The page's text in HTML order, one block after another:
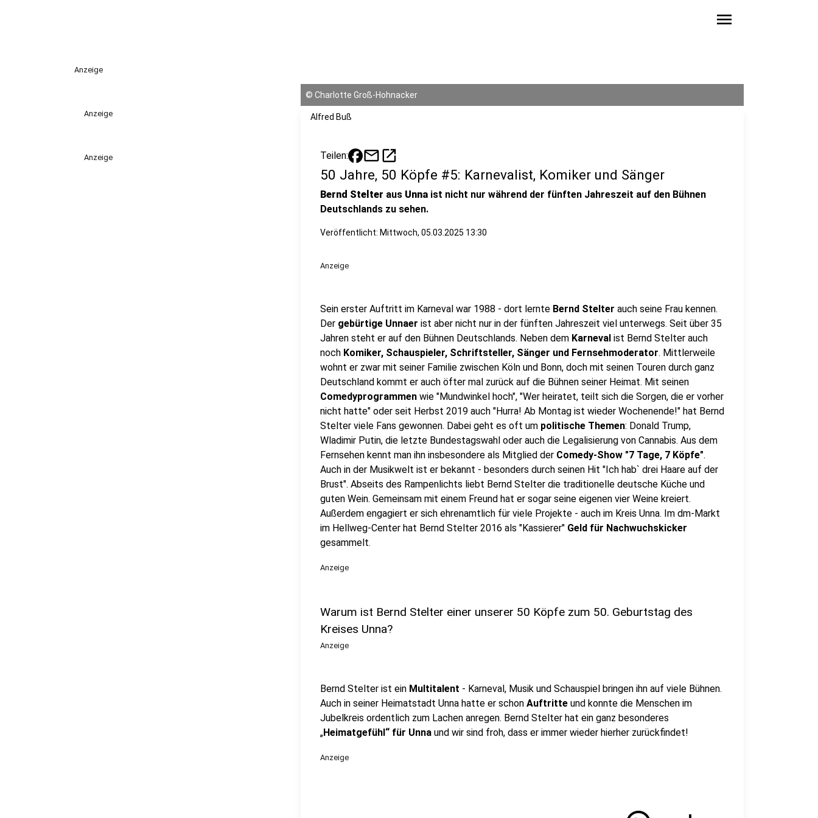
menu
Anzeige
Anzeige
Anzeige
© Charlotte Groß-Hohnacker
Alfred Buß
Teilen: mailopen_in_new
50 Jahre, 50 Köpfe #5: Karnevalist, Komiker und Sänger
Bernd Stelter aus Unna ist nicht nur während der fünften Jahreszeit auf den Bühnen
Deutschlands zu sehen.
Veröffentlicht: Mittwoch, 05.03.2025 13:30
Anzeige
Sein erster Auftritt im Karneval war 1988 - dort lernte Bernd Stelter auch seine Frau kennen.
Der gebürtige Unnaer ist aber nicht nur in der fünften Jahreszeit viel unterwegs. Seit über 35
Jahren steht er auf den Bühnen Deutschlands. Neben dem Karneval ist Bernd Stelter auch
noch Komiker, Schauspieler, Schriftsteller, Sänger und Fernsehmoderator. Mittlerweile
wohnt er zwar mit seiner Familie zwischen Köln und Bonn, doch mit seinen Touren durch ganz
Deutschland kommt er auch öfter mal zurück auf die Bühnen seiner Heimat. Mit seinen
Comedyprogrammen wie "Mundwinkel hoch", "Wer heiratet, teilt sich die Sorgen, die er vorher
nicht hatte" oder seit Herbst 2019 auch "Hurra! Ab Montag ist wieder Wochenende!" hat Bernd
Stelter viele Fans gewonnen. Dabei geht es oft um politische Themen: Donald Trump,
Wladimir Putin, die letzte Bundestagswahl oder auch die Legalisierung von Cannabis. Aus dem
Fernsehen kennt man ihn insbesondere als Mitglied der Comedy-Show "7 Tage, 7 Köpfe".
Auch in der Musikwelt ist er bekannt - besonders durch seinen Hit "Ich hab` drei Haare auf der
Brust". Abseits des Rampenlichts liebt Bernd Stelter die traditionelle deutsche Küche und
guten Wein. Gemeinsam mit einem Freund hat er sogar seine eigenen vier Weine kreiert.
Außerdem engagiert er sich ehrenamtlich für viele Projekte - auch im Kreis Unna. Im dm-Markt
im Hellweg-Center hat Bernd Stelter 2016 als "Kassierer" Geld für Nachwuchskicker
gesammelt.
Anzeige
Warum ist Bernd Stelter einer unserer 50 Köpfe zum 50. Geburtstag des
Kreises Unna?
Anzeige
Bernd Stelter ist ein Multitalent - Karneval, Musik und Schauspiel bringen ihn auf viele Bühnen.
Auch in seiner Heimatstadt Unna hatte er schon Auftritte und konnte die Menschen im
Jubelkreis ordentlich zum Lachen anregen. Bernd Stelter hat ein ganz besonderes
„Heimatgefühl“ für Unna und wir sind froh, dass er immer wieder hierher zurückfindet!
Anzeige